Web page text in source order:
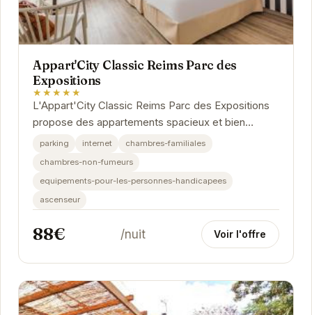
Appart'City Classic Reims Parc des
Expositions
★★★★★
L'Appart'City Classic Reims Parc des Expositions
propose des appartements spacieux et bien
équipés pour un séjour agréable à Reims.
parking internet
chambres-familiales
chambres-non-fumeurs
equipements-pour-les-personnes-handicapees
ascenseur
88€ /nuit Voir l'offre